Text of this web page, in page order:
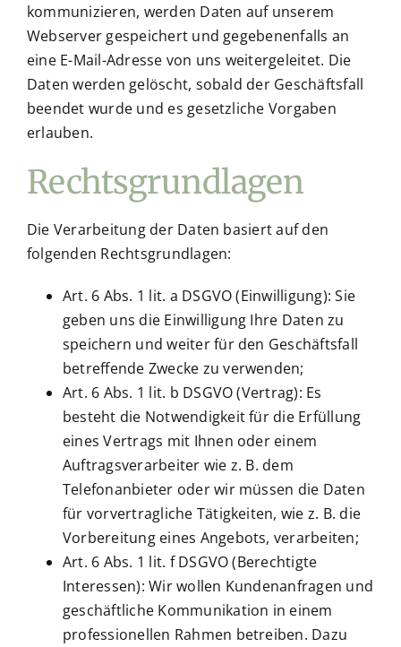
kommunizieren, werden Daten auf unserem
Webserver gespeichert und gegebenenfalls an
eine E-Mail-Adresse von uns weitergeleitet. Die
Daten werden gelöscht, sobald der Geschäftsfall
beendet wurde und es gesetzliche Vorgaben
erlauben.
Rechtsgrundlagen
Die Verarbeitung der Daten basiert auf den
folgenden Rechtsgrundlagen:
Art. 6 Abs. 1 lit. a DSGVO (Einwilligung): Sie
geben uns die Einwilligung Ihre Daten zu
speichern und weiter für den Geschäftsfall
betreffende Zwecke zu verwenden;
Art. 6 Abs. 1 lit. b DSGVO (Vertrag): Es
besteht die Notwendigkeit für die Erfüllung
eines Vertrags mit Ihnen oder einem
Auftragsverarbeiter wie z. B. dem
Telefonanbieter oder wir müssen die Daten
für vorvertragliche Tätigkeiten, wie z. B. die
Vorbereitung eines Angebots, verarbeiten;
Art. 6 Abs. 1 lit. f DSGVO (Berechtigte
Interessen): Wir wollen Kundenanfragen und
geschäftliche Kommunikation in einem
professionellen Rahmen betreiben. Dazu